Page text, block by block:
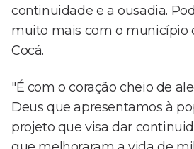
continuidade e a ousadia.
muito mais com o município
Cocá.
"É com o coração cheio de
Deus que apresentamos à
projeto que visa dar